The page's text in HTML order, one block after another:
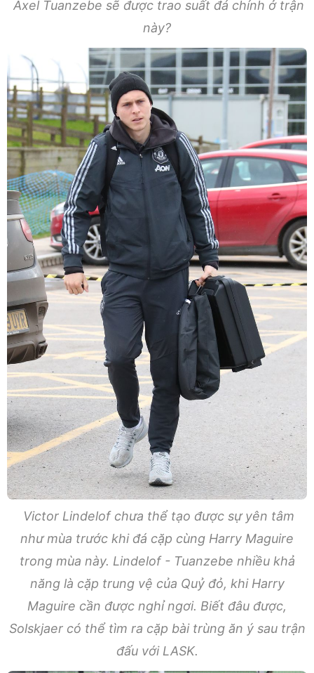
Axel Tuanzebe sẽ được trao suất đá chính ở trận
này?
Victor Lindelof chưa thể tạo được sự yên tâm
như mùa trước khi đá cặp cùng Harry Maguire
trong mùa này. Lindelof - Tuanzebe nhiều khả
năng là cặp trung vệ của Quỷ đỏ, khi Harry
Maguire cần được nghỉ ngơi. Biết đâu được,
Solskjaer có thể tìm ra cặp bài trùng ăn ý sau trận
đấu với LASK.